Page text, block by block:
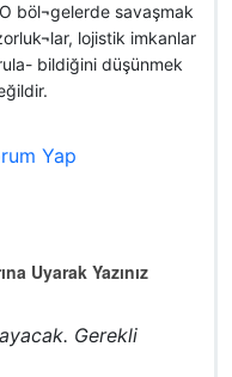
böl¬gelerde savaşmak
lojistik imkanlar
bildiğini düşünmek
Yap
Uyarak Yazınız
Gerekli